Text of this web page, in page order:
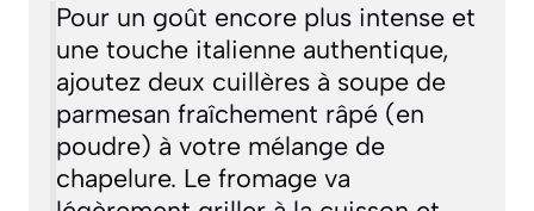
Pour un goût encore plus intense et
une touche italienne authentique,
ajoutez deux cuillères à soupe de
parmesan fraîchement râpé (en
poudre) à votre mélange de
chapelure. Le fromage va